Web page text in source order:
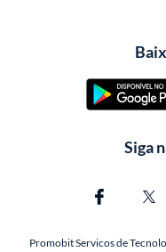
Siga
Promobit Servicos de